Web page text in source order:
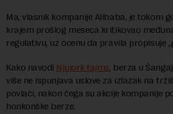
Ma, vlasnik kompanije Alibaba, je tokom
krajem prošlog meseca kritikovao
regulativu, uz ocenu da pravila propisuje
Kako navodi Njujork tajms, berza u
više ne ispunjava uslove za izlazak na
povlači, nakon čega su akcije kompanije
honkonške berze.